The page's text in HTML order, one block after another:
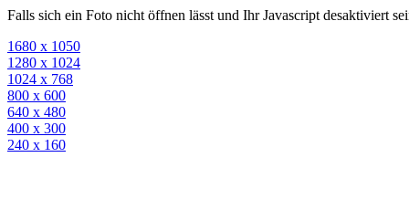
Falls sich ein Foto nicht öffnen lässt und Ihr Javascript desaktiviert
1680 x 1050
1280 x 1024
1024 x 768
800 x 600
640 x 480
400 x 300
240 x 160